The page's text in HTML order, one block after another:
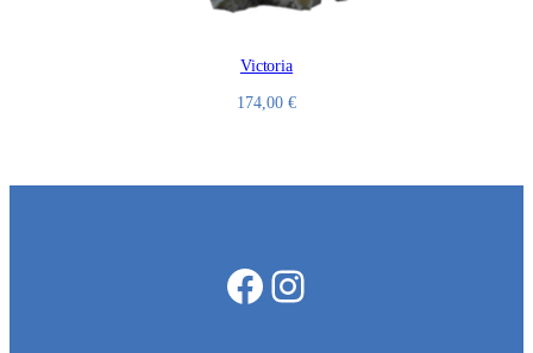
Victoria
174,00 €
Facebook
Instagram